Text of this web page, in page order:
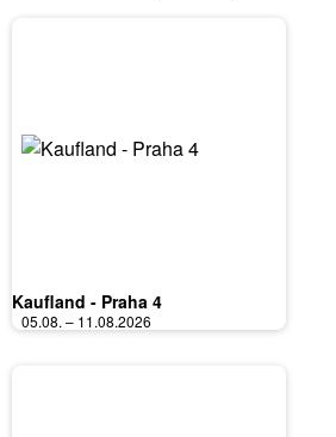
Kaufland - Praha 4
05.08. – 11.08.2026